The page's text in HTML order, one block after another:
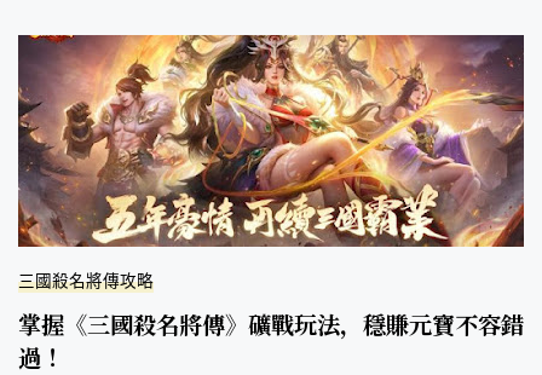
三國殺名將傳攻略
掌握《三國殺名將傳》礦戰玩法，穩賺元寶不容錯
過！